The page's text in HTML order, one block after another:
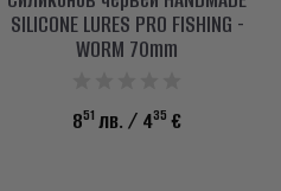
SILICONE LURES PRO FISHING -
WORM 70mm
851 лв. / 435 €